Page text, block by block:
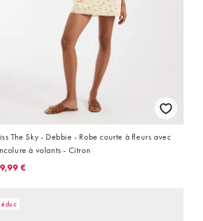
The Sky - Debbie - Robe courte à fleurs avec
à volants - Citron
€